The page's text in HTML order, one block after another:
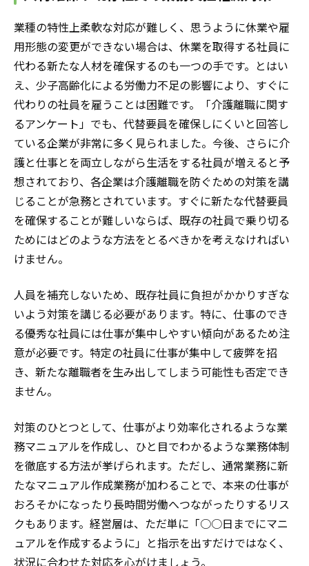
業種の特性上柔軟な対応が難しく、思うように休業や雇
用形態の変更ができない場合は、休業を取得する社員に
代わる新たな人材を確保するのも一つの手です。とはい
え、少子高齢化による労働力不足の影響により、すぐに
代わりの社員を雇うことは困難です。「介護離職に関す
るアンケート」でも、代替要員を確保しにくいと回答し
ている企業が非常に多く見られました。今後、さらに介
護と仕事とを両立しながら生活をする社員が増えると予
想されており、各企業は介護離職を防ぐための対策を講
じることが急務とされています。すぐに新たな代替要員
を確保することが難しいならば、既存の社員で乗り切る
ためにはどのような方法をとるべきかを考えなければい
けません。
人員を補充しないため、既存社員に負担がかかりすぎな
いよう対策を講じる必要があります。特に、仕事のでき
る優秀な社員には仕事が集中しやすい傾向があるため注
意が必要です。特定の社員に仕事が集中して疲弊を招
き、新たな離職者を生み出してしまう可能性も否定でき
ません。
対策のひとつとして、仕事がより効率化されるような業
務マニュアルを作成し、ひと目でわかるような業務体制
を徹底する方法が挙げられます。ただし、通常業務に新
たなマニュアル作成業務が加わることで、本来の仕事が
おろそかになったり長時間労働へつながったりするリス
クもあります。経営層は、ただ単に「○○日までにマニ
ュアルを作成するように」と指示を出すだけではなく、
状況に合わせた対応を心がけましょう。